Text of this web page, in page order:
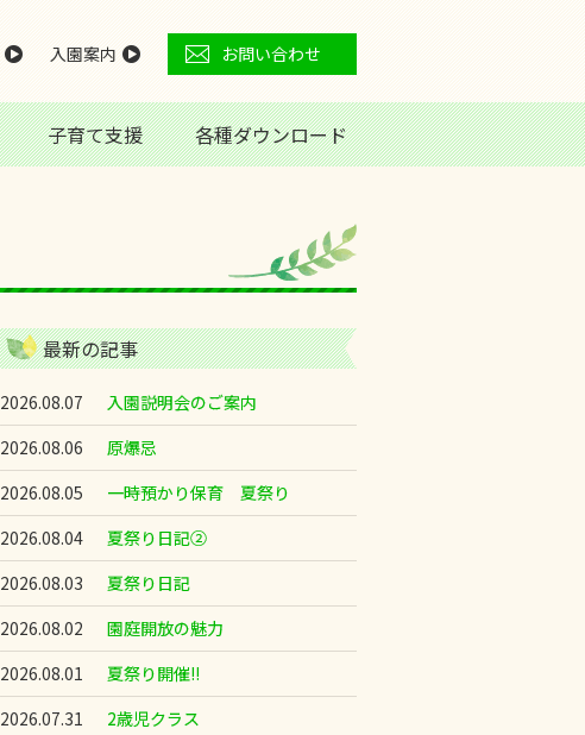
子育て支援 各種ダウンロード
入園案内 お問い合わせ
最新の記事
2026.08.07
入園説明会のご案内
2026.08.06
原爆忌
2026.08.05
一時預かり保育 夏祭り
2026.08.04
夏祭り日記②
2026.08.03
夏祭り日記
2026.08.02
園庭開放の魅力
2026.08.01
夏祭り開催!!
2026.07.31
2歳児クラス